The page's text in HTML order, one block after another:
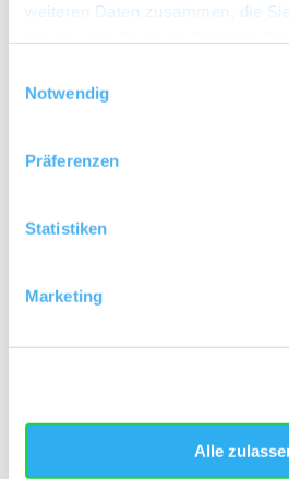
weiteren Daten zusammen, die
Notwendig
Präferenzen
Statistiken
Marketing
Alle